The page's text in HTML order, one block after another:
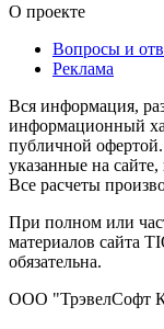
О проекте
Вопросы и
Реклама
Вся информация,
информационный
публичной
указанные на
Все расчеты
При полном или
материалов сайта
обязательна.
ООО "ТрэвелСофт